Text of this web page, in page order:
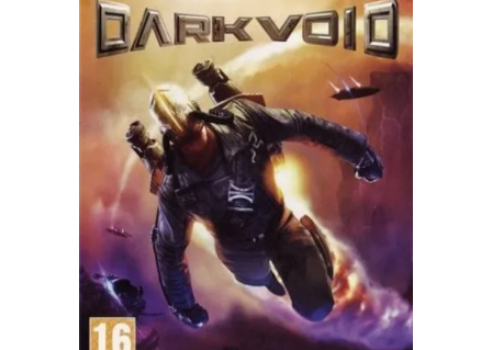
Игры для Nintendo Switch
Игры для Nintendo 3DS
Игры для Xbox ONE/SERIES S/X
Игры для Xbox Original
Игры для Xbox 360
Игры для Sony PS Vita
Игры для Sony PSP
Игры (Картриджи) для 8-бит
Игры (картриджи) для Sega Mega Drive 16-бит
Игры под VR